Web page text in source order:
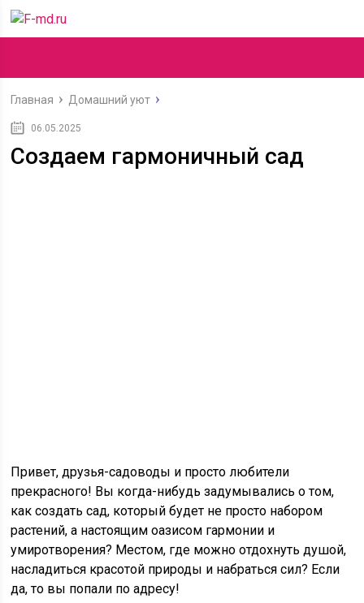
Главная Домашний уют
06.05.2025
Создаем гармоничный сад
Привет, друзья-садоводы и просто любители
прекрасного! Вы когда-нибудь задумывались о том,
как создать сад, который будет не просто набором
растений, а настоящим оазисом гармонии и
умиротворения? Местом, где можно отдохнуть душой,
насладиться красотой природы и набраться сил? Если
да, то вы попали по адресу!